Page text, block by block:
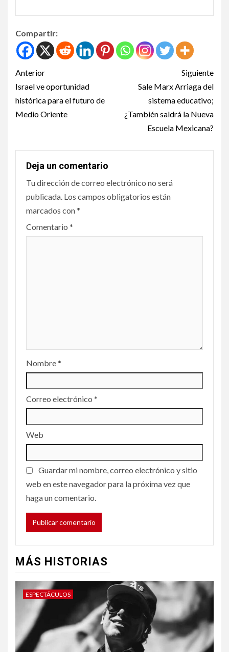
Compartir:
Anterior
Israel ve oportunidad
histórica para el futuro de
Medio Oriente
Siguiente
Sale Marx Arriaga del
sistema educativo;
¿También saldrá la Nueva
Escuela Mexicana?
Deja un comentario
Tu dirección de correo electrónico no será
publicada. Los campos obligatorios están
marcados con*
Comentario *
Nombre*
Correo electrónico *
Web
Guardar mi nombre, correo electrónico y sitio
web en este navegador para la próxima vez que
haga un comentario.
MÁS HISTORIAS
ESPECTÁCULOS